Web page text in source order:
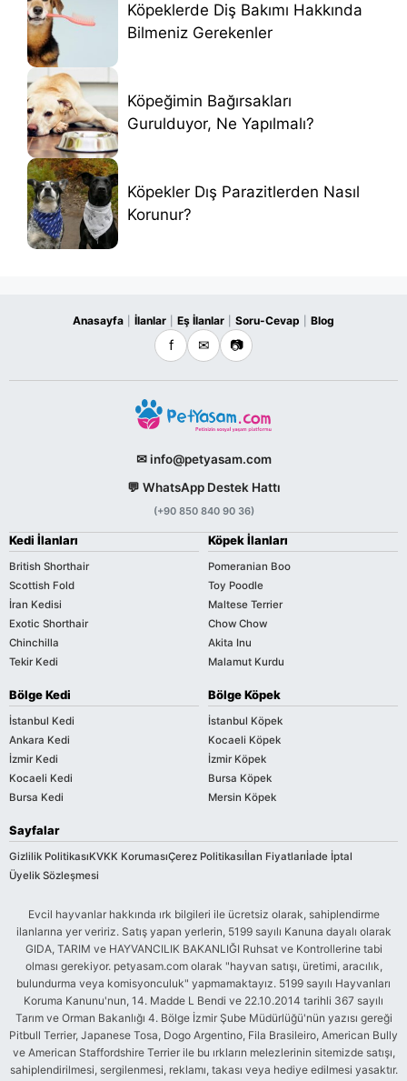
Köpeklerde Diş Bakımı Hakkında
Bilmeniz Gerekenler
Köpeğimin Bağırsakları
Gurulduyor, Ne Yapılmalı?
Köpekler Dış Parazitlerden Nasıl
Korunur?
Anasayfa İlanlar Eş İlanlar Soru-Cevap Blog
f ✉ 📷
✉ info@petyasam.com
💬 WhatsApp Destek Hattı
(+90 850 840 90 36)
Kedi İlanları
British Shorthair
Scottish Fold
İran Kedisi
Exotic Shorthair
Chinchilla
Tekir Kedi
Köpek İlanları
Pomeranian Boo
Toy Poodle
Maltese Terrier
Chow Chow
Akita Inu
Malamut Kurdu
Bölge Kedi
İstanbul Kedi
Ankara Kedi
İzmir Kedi
Kocaeli Kedi
Bursa Kedi
Bölge Köpek
İstanbul Köpek
Kocaeli Köpek
İzmir Köpek
Bursa Köpek
Mersin Köpek
Sayfalar
Gizlilik PolitikasıKVKK KorumasıÇerez Politikasıİlan Fiyatlarıİade İptal
Üyelik Sözleşmesi
Evcil hayvanlar hakkında ırk bilgileri ile ücretsiz olarak, sahiplendirme
ilanlarına yer veririz. Satış yapan yerlerin, 5199 sayılı Kanuna dayalı olarak
GIDA, TARIM ve HAYVANCILIK BAKANLIĞI Ruhsat ve Kontrollerine tabi
olması gerekiyor. petyasam.com olarak "hayvan satışı, üretimi, aracılık,
bulundurma veya komisyonculuk" yapmamaktayız. 5199 sayılı Hayvanları
Koruma Kanunu'nun, 14. Madde L Bendi ve 22.10.2014 tarihli 367 sayılı
Tarım ve Orman Bakanlığı 4. Bölge İzmir Şube Müdürlüğü'nün yazısı gereği
Pitbull Terrier, Japanese Tosa, Dogo Argentino, Fila Brasileiro, American Bully
ve American Staffordshire Terrier ile bu ırkların melezlerinin sitemizde satışı,
sahiplendirilmesi, sergilenmesi, reklamı, takası veya hediye edilmesi yasaktır.